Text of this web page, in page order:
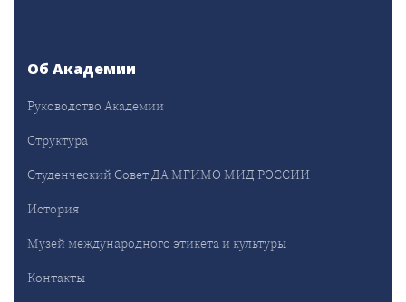
Об Академии
Руководство Академии
Структура
Студенческий Совет ДА МГИМО МИД РОССИИ
История
Музей международного этикета и культуры
Контакты